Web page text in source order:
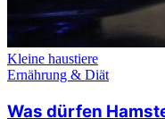
Kleine haustiere
Ernährung & Diät
Was dürfen